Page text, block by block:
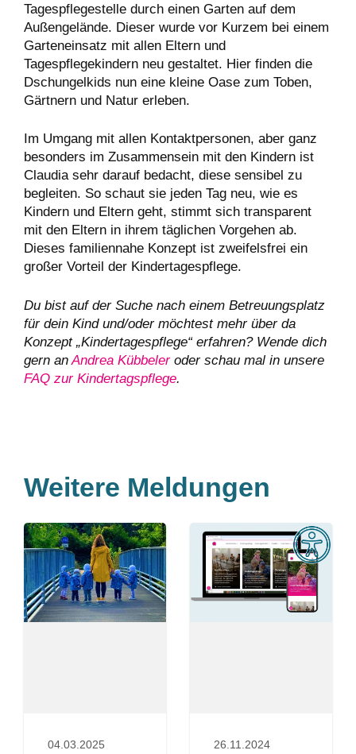
Tagespflegestelle durch einen Garten auf dem
Außengelände. Dieser wurde vor Kurzem bei einem
Garteneinsatz mit allen Eltern und
Tagespflegekindern neu gestaltet. Hier finden die
Dschungelkids nun eine kleine Oase zum Toben,
Gärtnern und Natur erleben.
Im Umgang mit allen Kontaktpersonen, aber ganz
besonders im Zusammensein mit den Kindern ist
Claudia sehr darauf bedacht, diese sensibel zu
begleiten. So schaut sie jeden Tag neu, wie es
Kindern und Eltern geht, stimmt sich transparent
mit den Eltern in ihrem täglichen Vorgehen ab.
Dieses familiennahe Konzept ist zweifelsfrei ein
großer Vorteil der Kindertagespflege.
Du bist auf der Suche nach einem Betreuungsplatz
für dein Kind und/oder möchtest mehr über da
Konzept „Kindertagespflege“ erfahren? Wende dich
gern an Andrea Kübbeleroder schau mal in unsere
FAQ zur Kindertagspflege.
Weitere Meldungen
04.03.2025 26.11.2024